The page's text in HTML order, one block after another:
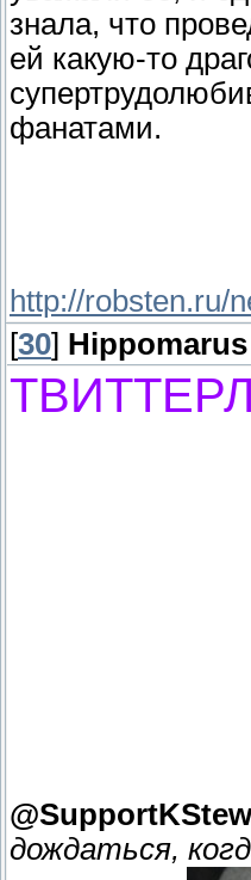
знала, что
ей какую-то
фанатами.
http://robsten.ru/
[30] Hippomarus
дождаться,